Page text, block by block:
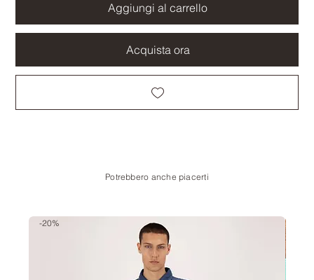
Aggiungi al carrello
Acquista ora
Potrebbero anche piacerti
-20%